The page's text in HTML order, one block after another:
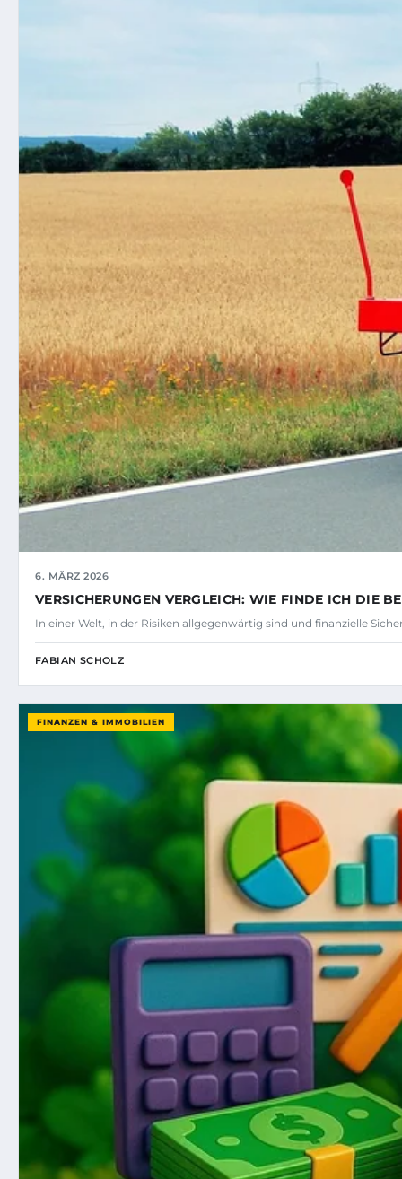
6. MÄRZ 2026
VERSICHERUNGEN VERGLEICH: WIE FINDE ICH DIE
In einer Welt, in der Risiken allgegenwärtig sind und finanzielle
FABIAN SCHOLZ
FINANZEN & IMMOBILIEN